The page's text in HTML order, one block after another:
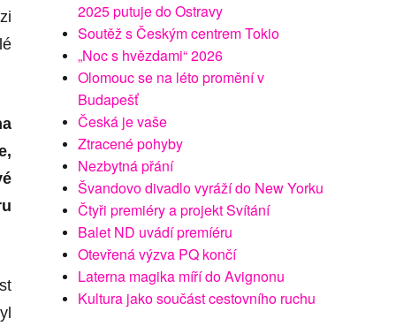
2025 putuje do Ostravy
Soutěž s Českým centrem Tokio
„Noc s hvězdami“ 2026
Olomouc se na léto promění v
Budapešť
Česká je vaše
Ztracené pohyby
Nezbytná přání
Švandovo divadlo vyráží do New Yorku
Čtyři premiéry a projekt Svítání
Balet ND uvádí premíéru
Otevřená výzva PQ končí
Laterna magika míří do Avignonu
Kultura jako součást cestovního ruchu